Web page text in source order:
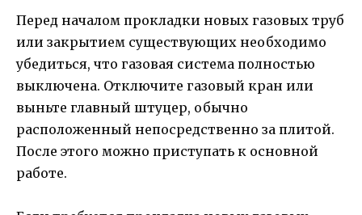
Перед началом прокладки новых газовых труб
или закрытием существующих необходимо
убедиться, что газовая система полностью
выключена. Отключите газовый кран или
выньте главный штуцер, обычно
расположенный непосредственно за плитой.
После этого можно приступать к основной
работе.